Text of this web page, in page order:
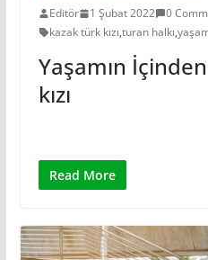
Editör 1 Şubat 2022
0
kazak türk kızı,turan halkı,
Yaşamın
kızı
Read More